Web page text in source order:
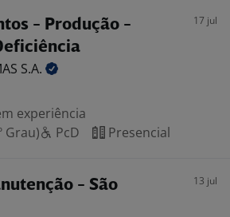
- Produção -
17 jul
S.A.
experiência
Grau)
PcD Presencial
- São
13 jul